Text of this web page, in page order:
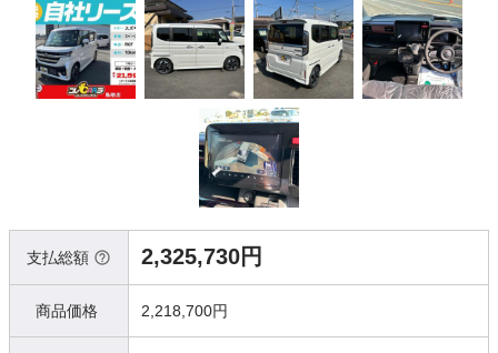
支払総額 2,325,730円
商品価格 2,218,700円